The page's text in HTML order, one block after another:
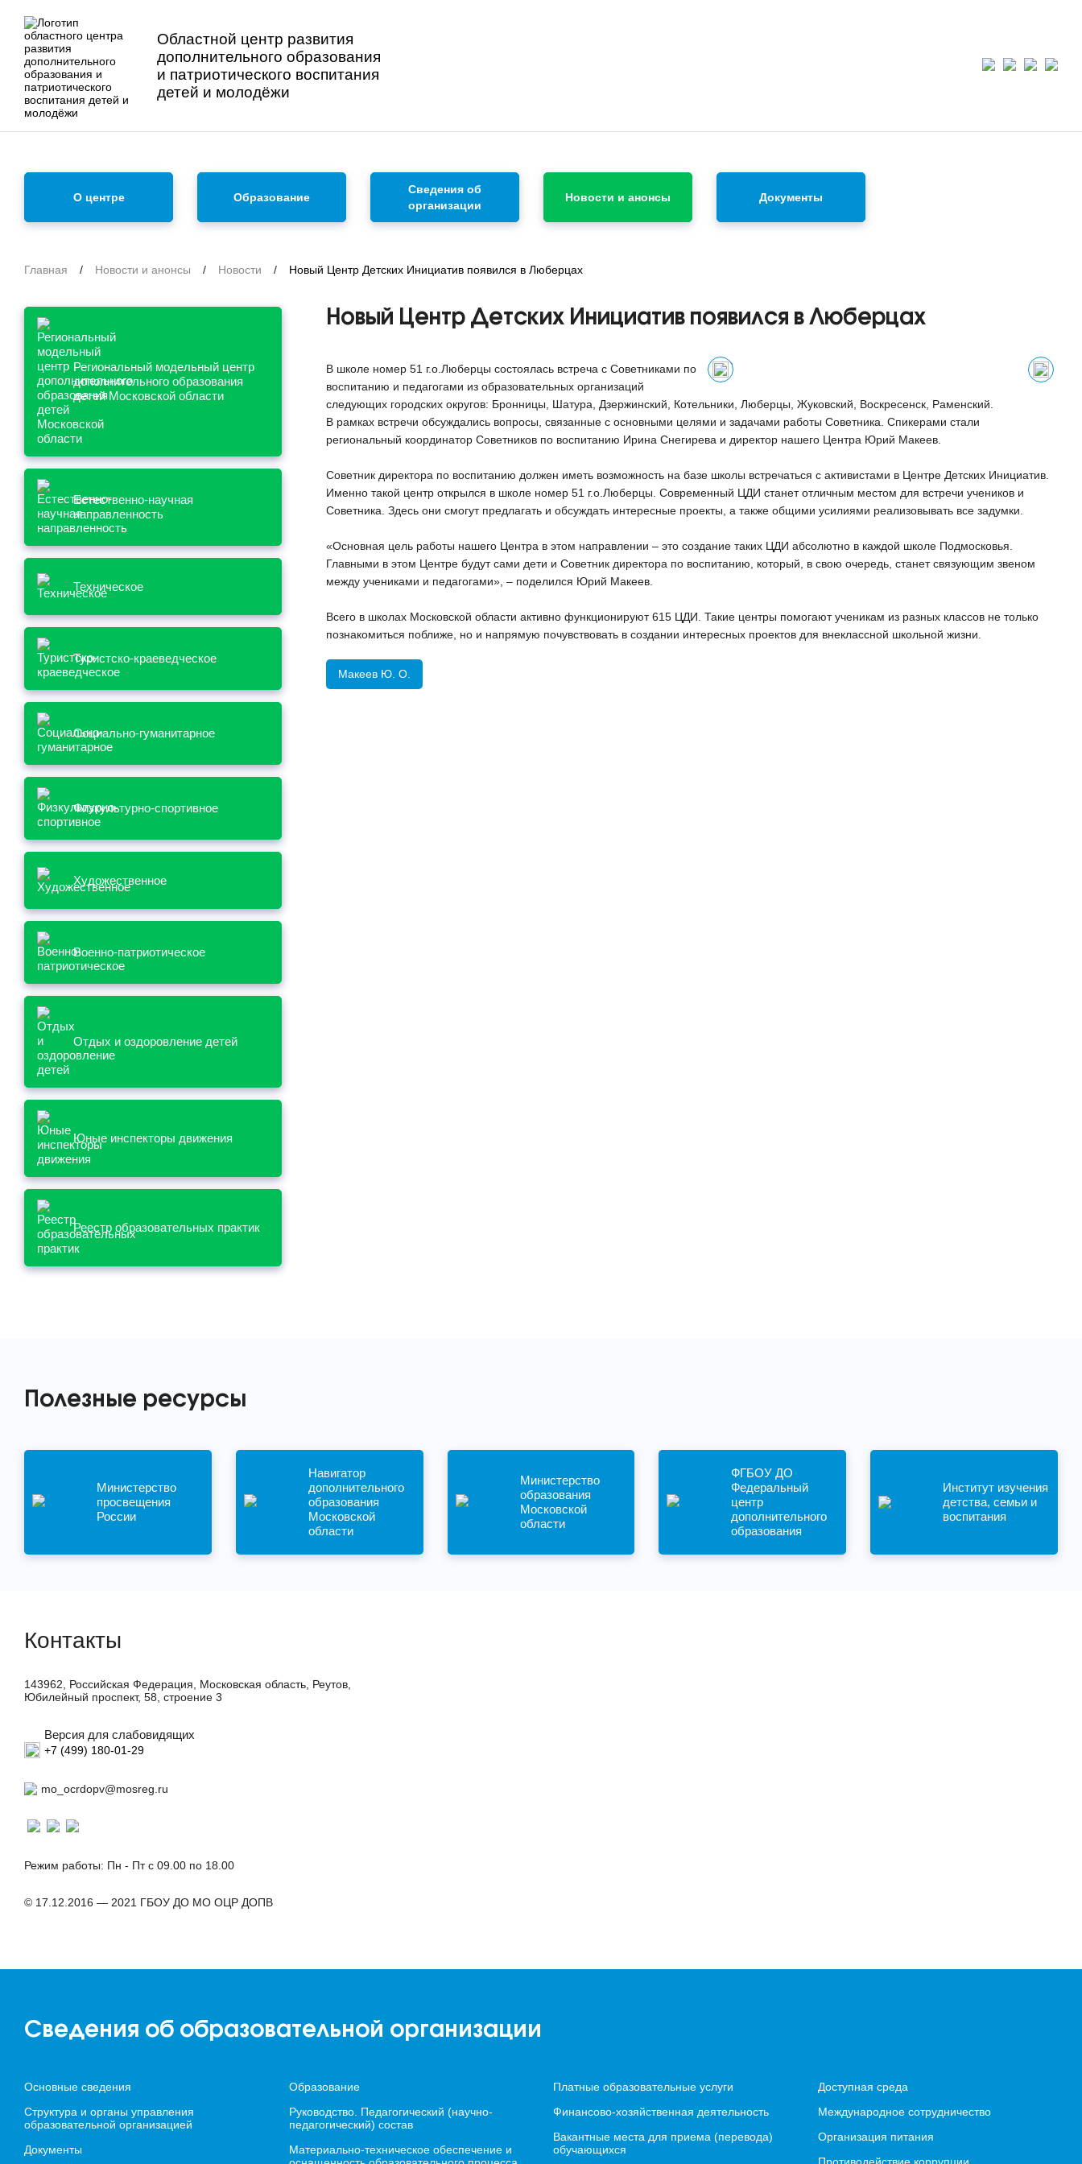
Областной центр развития
дополнительного образования
и патриотического воспитания
детей и молодёжи
О центре Образование
Сведения об
организации
Новости и анонсы Документы
Главная / Новости и анонсы / Новости / Новый Центр Детских Инициатив появился в Люберцах
Региональный модельный центр
дополнительного образования
детей Московской области
Естественно-научная
направленность
Техническое
Туристско-краеведческое
Социально-гуманитарное
Физкультурно-спортивное
Художественное
Военно-патриотическое
Отдых и оздоровление детей
Юные инспекторы движения
Реестр образовательных практик
Новый Центр Детских Инициатив появился в Люберцах
В школе номер 51 г.о.Люберцы состоялась встреча с Советниками по
воспитанию и педагогами из образовательных организаций
следующих городских округов: Бронницы, Шатура, Дзержинский, Котельники, Люберцы, Жуковский, Воскресенск, Раменский.
В рамках встречи обсуждались вопросы, связанные с основными целями и задачами работы Советника. Спикерами стали
региональный координатор Советников по воспитанию Ирина Снегирева и директор нашего Центра Юрий Макеев.
Советник директора по воспитанию должен иметь возможность на базе школы встречаться с активистами в Центре Детских Инициатив.
Именно такой центр открылся в школе номер 51 г.о.Люберцы. Современный ЦДИ станет отличным местом для встречи учеников и
Советника. Здесь они смогут предлагать и обсуждать интересные проекты, а также общими усилиями реализовывать все задумки.
«Основная цель работы нашего Центра в этом направлении – это создание таких ЦДИ абсолютно в каждой школе Подмосковья.
Главными в этом Центре будут сами дети и Советник директора по воспитанию, который, в свою очередь, станет связующим звеном
между учениками и педагогами», – поделился Юрий Макеев.
Всего в школах Московской области активно функционируют 615 ЦДИ. Такие центры помогают ученикам из разных классов не только
познакомиться поближе, но и напрямую почувствовать в создании интересных проектов для внеклассной школьной жизни.
Макеев Ю. О.
Полезные ресурсы
Министерство
просвещения
России
Навигатор
дополнительного
образования
Московской
области
Министерство
образования
Московской
области
ФГБОУ ДО
Федеральный
центр
дополнительного
образования
Институт изучения
детства, семьи и
воспитания
Контакты
143962, Российская Федерация, Московская область, Реутов,
Юбилейный проспект, 58, строение 3
Версия для слабовидящих
+7 (499) 180-01-29
mo_ocrdopv@mosreg.ru
Режим работы: Пн - Пт с 09.00 по 18.00
© 17.12.2016 — 2021 ГБОУ ДО МО ОЦР ДОПВ
Сведения об образовательной организации
Основные сведения
Структура и органы управления
образовательной организацией
Документы
Образование
Руководство. Педагогический (научно-
педагогический) состав
Материально-техническое обеспечение и
Платные образовательные услуги
Финансово-хозяйственная деятельность
Вакантные места для приема (перевода)
обучающихся
Доступная среда
Международное сотрудничество
Организация питания